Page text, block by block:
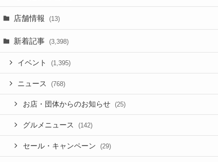
店舗情報 (13)
新着記事 (3,398)
イベント (1,395)
ニュース (768)
お店・団体からのお知らせ (25)
グルメニュース (142)
セール・キャンペーン (29)